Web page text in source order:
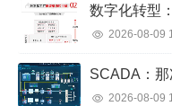
2026-08-09
2026-08-09